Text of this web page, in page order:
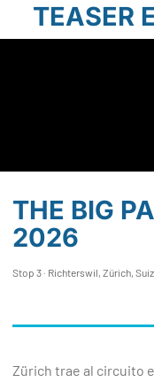
TEASER
THE BIG
2026
Stop 3 · Richterswil, Zürich,
Zürich trae al circuito